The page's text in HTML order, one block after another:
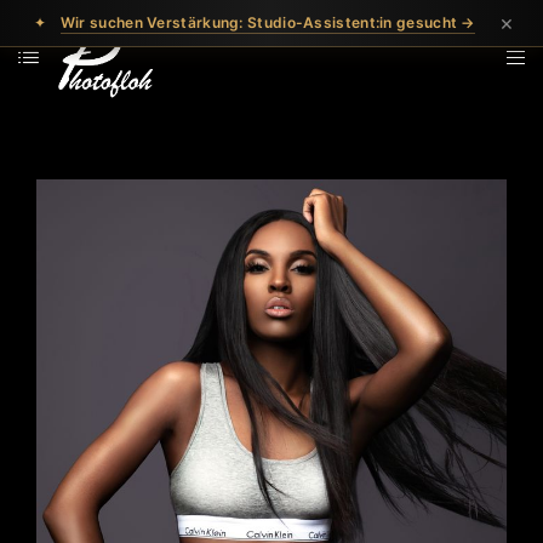
✦ Wir suchen Verstärkung: Studio-Assistent:in gesucht → ×